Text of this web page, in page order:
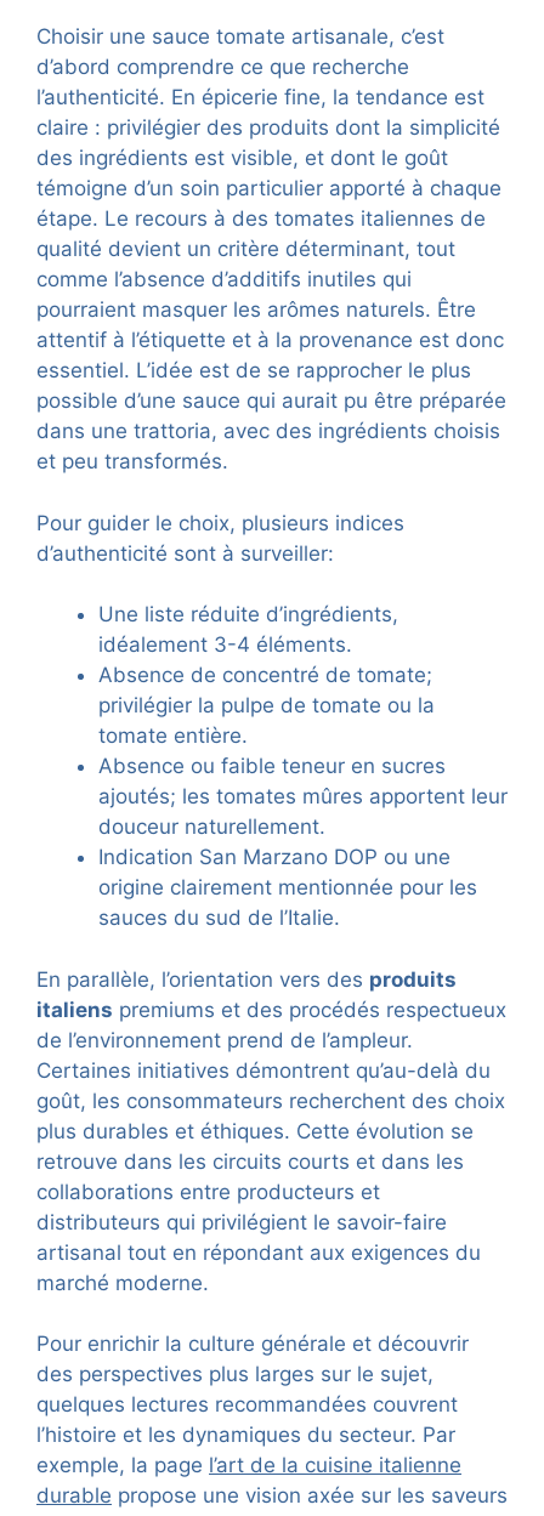
Choisir une sauce tomate artisanale, c’est
d’abord comprendre ce que recherche
l’authenticité. En épicerie fine, la tendance est
claire : privilégier des produits dont la simplicité
des ingrédients est visible, et dont le goût
témoigne d’un soin particulier apporté à chaque
étape. Le recours à des tomates italiennes de
qualité devient un critère déterminant, tout
comme l’absence d’additifs inutiles qui
pourraient masquer les arômes naturels. Être
attentif à l’étiquette et à la provenance est donc
essentiel. L’idée est de se rapprocher le plus
possible d’une sauce qui aurait pu être préparée
dans une trattoria, avec des ingrédients choisis
et peu transformés.
Pour guider le choix, plusieurs indices
d’authenticité sont à surveiller:
Une liste réduite d’ingrédients,
idéalement 3-4 éléments.
Absence de concentré de tomate;
privilégier la pulpe de tomate ou la
tomate entière.
Absence ou faible teneur en sucres
ajoutés; les tomates mûres apportent leur
douceur naturellement.
Indication San Marzano DOP ou une
origine clairement mentionnée pour les
sauces du sud de l’Italie.
En parallèle, l’orientation vers des produits
italiens premiums et des procédés respectueux
de l’environnement prend de l’ampleur.
Certaines initiatives démontrent qu’au-delà du
goût, les consommateurs recherchent des choix
plus durables et éthiques. Cette évolution se
retrouve dans les circuits courts et dans les
collaborations entre producteurs et
distributeurs qui privilégient le savoir-faire
artisanal tout en répondant aux exigences du
marché moderne.
Pour enrichir la culture générale et découvrir
des perspectives plus larges sur le sujet,
quelques lectures recommandées couvrent
l’histoire et les dynamiques du secteur. Par
exemple, la page l’art de la cuisine italienne
durable propose une vision axée sur les saveurs